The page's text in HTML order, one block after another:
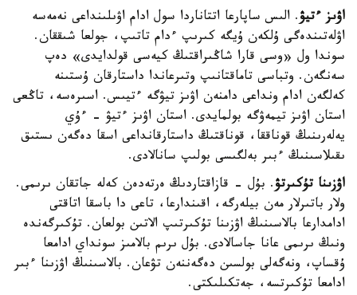
اۋىز ءتيۋ. الىس ساپارعا اتتاناردا سول ادام اۋىلىنداعى نەمەسە
اۋلەتىندەگى ۇلكەن ۇيگە كىرىپ ءدام تاتىپ، جولعا شىققان.
سوندا ول «وسى قارا شاڭىراقتىڭ كيەسى قولدايدى» دەپ
سەنگەن. وتباسى تاماقتانىپ وتىرعاندا داستارقان ۇستىنە
كەلگەن ادام ونداعى دامنەن اۋىز تيۋگە ءتيىس. اسىرەسە، تاڭعى
استان اۋىز تيمەۋگە بولمايدى. استان اۋىز ءتيۋ - ءۇي
يەلەرىنىڭ قوناققا، قوناقتىڭ داستارقانداعى اسقا دەگەن ىستىق
ىقىلاسىنىڭ ءبىر بەلگىسى بولىپ سانالادى.
اۋزىنا تۇكىرتۋ. بۇل - قازاقتاردىڭ ەرتەدەن كەلە جاتقان ىرىمى.
ولار باتىرلار مەن بيلەرگە، اقىندارعا، تاعى دا باسقا اتاقتى
ادامدارعا بالاسىنىڭ اۋزىنا تۇكىرتىپ الاتىن بولعان. تۇكىرگەندە
ونىڭ ىرىمى عانا جاسالادى. بۇل ىرىم بالامىز سونداي ادامعا
ۇقساپ، ونەگەلى بولسىن دەگەننەن تۋعان. بالاسىنىڭ اۋزىنا ءبىر
ادامعا تۇكىرتسە، جەتكىلىكتى.